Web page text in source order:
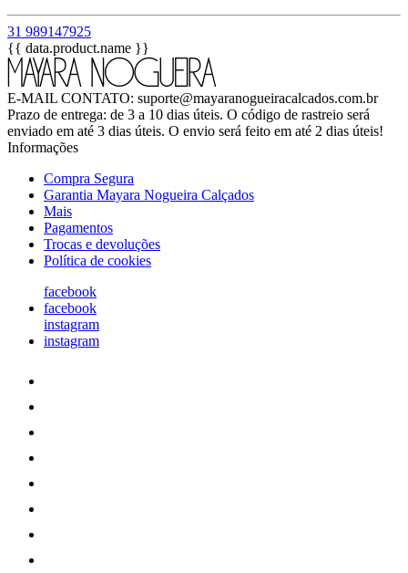
31 989147925
{{ data.product.name }}
E-MAIL CONTATO: suporte@mayaranogueiracalcados.com.br
Prazo de entrega: de 3 a 10 dias úteis. O código de rastreio será
enviado em até 3 dias úteis. O envio será feito em até 2 dias úteis!
Informações
Compra Segura
Garantia Mayara Nogueira Calçados
Mais
Pagamentos
Trocas e devoluções
Política de cookies
facebook
facebook
instagram
instagram